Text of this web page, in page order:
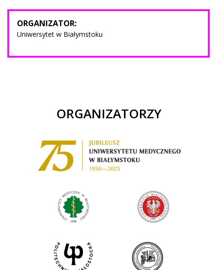
ORGANIZATOR:
Uniwersytet w Białymstoku
ORGANIZATORZY